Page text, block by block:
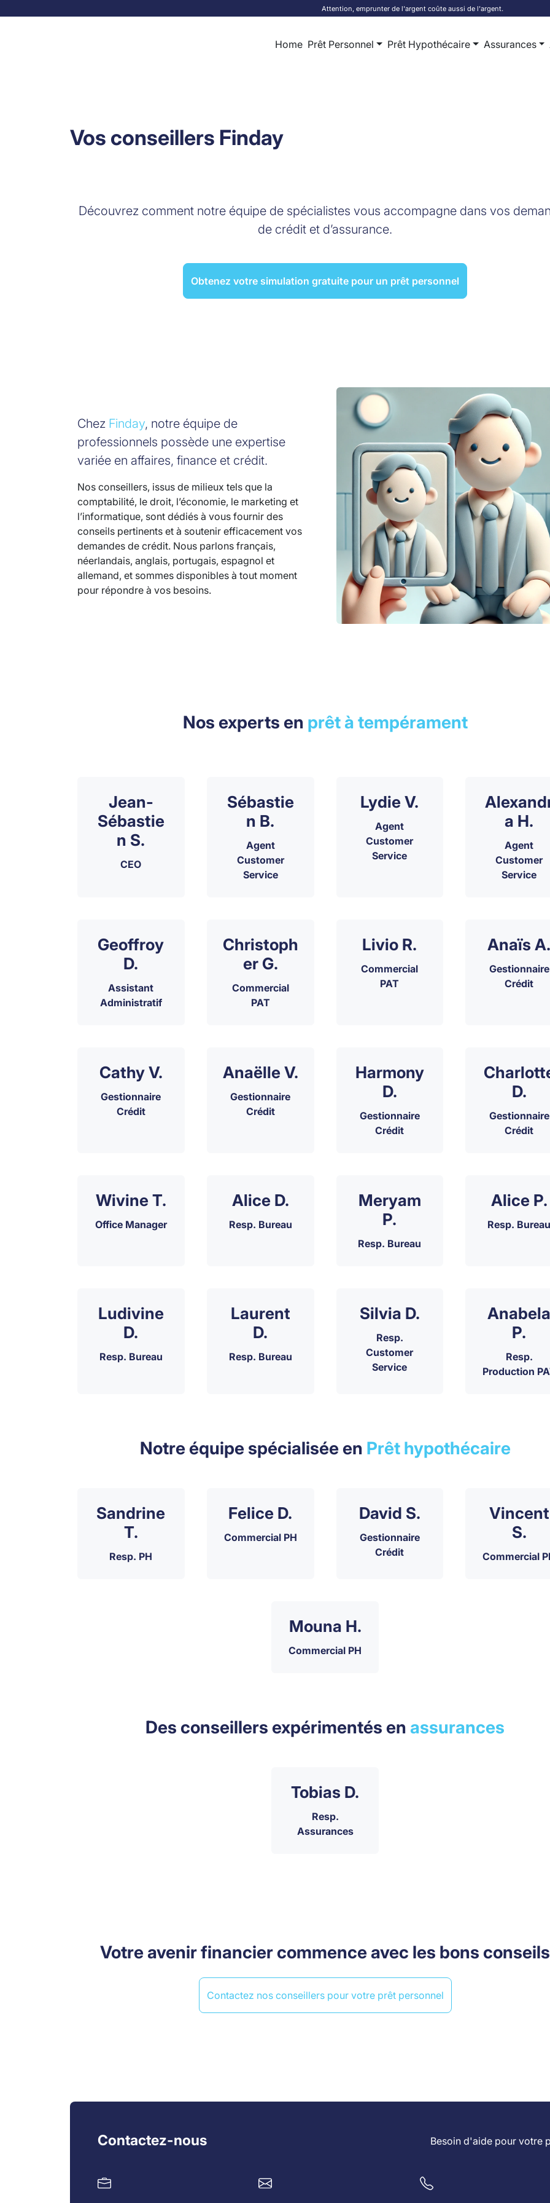
Attention, emprunter de l'argent coûte aussi de l'argent.
Home Prêt Personnel Prêt Hypothécaire Assurances
Vos conseillers Finday
Découvrez comment notre équipe de spécialistes vous accompagne dans vos
de crédit et d’assurance.
Obtenez votre simulation gratuite pour un prêt personnel
Chez Finday, notre équipe de
professionnels possède une expertise
variée en affaires, finance et crédit.
Nos conseillers, issus de milieux tels que la
comptabilité, le droit, l’économie, le marketing et
l’informatique, sont dédiés à vous fournir des
conseils pertinents et à soutenir efficacement vos
demandes de crédit. Nous parlons français,
néerlandais, anglais, portugais, espagnol et
allemand, et sommes disponibles à tout moment
pour répondre à vos besoins.
Nos experts en prêt à tempérament
Jean-
Sébastie
n S.
CEO
Sébastie
n B.
Agent
Customer
Service
Lydie V.
Agent
Customer
Service
a H.
Agent
Customer
Service
Geoffroy
D.
Assistant
Administratif
Christoph
er G.
Commercial
PAT
Livio R.
Commercial
PAT
Anaïs
Gestionnaire
Crédit
Cathy V.
Gestionnaire
Crédit
Anaëlle V.
Gestionnaire
Crédit
Harmony
D.
Gestionnaire
Crédit
D.
Gestionnaire
Crédit
Wivine T.
Office Manager
Alice D.
Resp. Bureau
Meryam
P.
Resp. Bureau
Alice P.
Resp.
Ludivine
D.
Resp. Bureau
Laurent
D.
Resp. Bureau
Silvia D.
Resp.
Customer
Service
P.
Resp.
Production
Notre équipe spécialisée en Prêt hypothécaire
Sandrine
T.
Resp. PH
Felice D.
Commercial PH
David S.
Gestionnaire
Crédit
Vincent
S.
Commercial
Mouna H.
Commercial PH
Des conseillers expérimentés en assurances
Tobias D.
Resp.
Assurances
Votre avenir financier commence avec les bons conseils
Contactez nos conseillers pour votre prêt personnel
Contactez-nous Besoin d'aide pour votre